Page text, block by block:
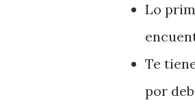
Lo
Te
por